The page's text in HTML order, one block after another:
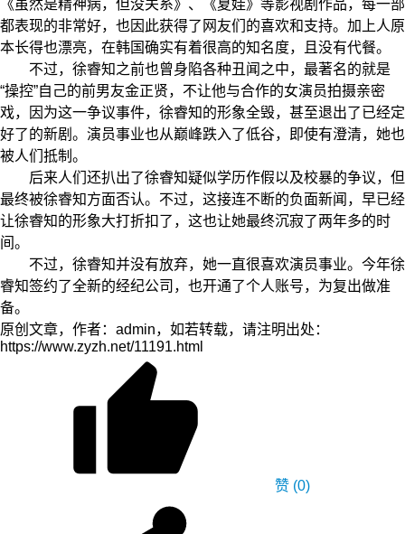
《虽然是精神病，但没关系》、《夏娃》等影视剧作品，每一部
都表现的非常好，也因此获得了网友们的喜欢和支持。加上人原
本长得也漂亮，在韩国确实有着很高的知名度，且没有代餐。
不过，徐睿知之前也曾身陷各种丑闻之中，最著名的就是
“操控”自己的前男友金正贤，不让他与合作的女演员拍摄亲密
戏，因为这一争议事件，徐睿知的形象全毁，甚至退出了已经定
好了的新剧。演员事业也从巅峰跌入了低谷，即使有澄清，她也
被人们抵制。
后来人们还扒出了徐睿知疑似学历作假以及校暴的争议，但
最终被徐睿知方面否认。不过，这接连不断的负面新闻，早已经
让徐睿知的形象大打折扣了，这也让她最终沉寂了两年多的时
间。
不过，徐睿知并没有放弃，她一直很喜欢演员事业。今年徐
睿知签约了全新的经纪公司，也开通了个人账号，为复出做准
备。
原创文章，作者：admin，如若转载，请注明出处：
https://www.zyzh.net/11191.html
赞 (0)